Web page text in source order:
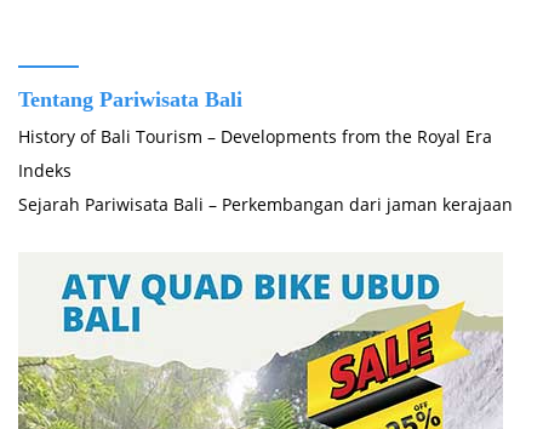
Tentang Pariwisata Bali
History of Bali Tourism – Developments from the Royal Era
Indeks
Sejarah Pariwisata Bali – Perkembangan dari jaman kerajaan